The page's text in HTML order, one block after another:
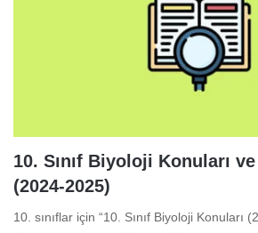
10. Sınıf Biyoloji Konuları
(2024-2025)
10. sınıflar için “10. Sınıf Biyoloji Konuları